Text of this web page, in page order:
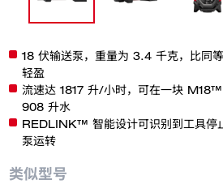
18 伏输送泵，重量为 3.4 千克，比同
轻盈
流速达 1817 升/小时，可在一块
908 升水
REDLINK™ 智能设计可识别到工具停
泵运转
类似型号